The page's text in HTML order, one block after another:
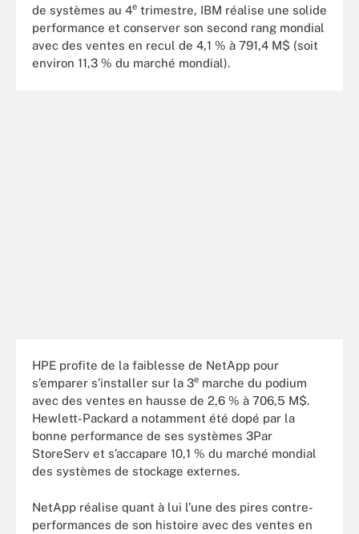
de systèmes au 4e trimestre, IBM réalise une solide
performance et conserver son second rang mondial
avec des ventes en recul de 4,1 % à 791,4 M$ (soit
environ 11,3 % du marché mondial).
HPE profite de la faiblesse de NetApp pour
s’emparer s’installer sur la 3e marche du podium
avec des ventes en hausse de 2,6 % à 706,5 M$.
Hewlett-Packard a notamment été dopé par la
bonne performance de ses systèmes 3Par
StoreServ et s’accapare 10,1 % du marché mondial
des systèmes de stockage externes.
NetApp réalise quant à lui l’une des pires contre-
performances de son histoire avec des ventes en